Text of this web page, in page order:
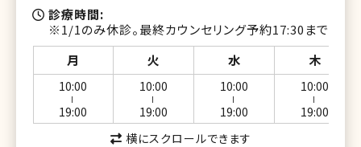
診療時間
※1/1のみ休診。最終カウンセリング予約17:30まで
月
火 水 木
10:00
19:00
10:00
19:00
10:00
19:00
10:00
19:00
横にスクロールできます